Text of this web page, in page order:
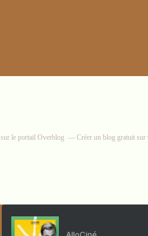
sur le portail Overblog Créer un blog gratuit sur